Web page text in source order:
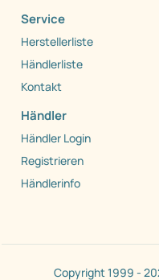
Service
Herstellerliste
Händlerliste
Kontakt
Händler
Händler Login
Registrieren
Händlerinfo
Copyright 1999 -